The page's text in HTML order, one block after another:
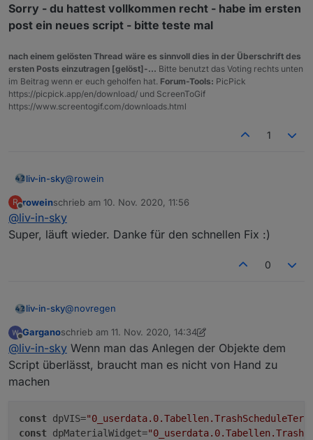
und date-Punkte zu betreffen.
Ich habe auch schon selbst versucht, das zu beheben.
Scheitere aber bei der Anzeige der dritten Spalte
Danke!
Sorry - du hattest vollkommen recht - habe im ersten
post ein neues script - bitte teste mal
nach einem gelösten Thread wäre es sinnvoll dies in der Überschrift des
ersten Posts einzutragen [gelöst]-... Bitte benutzt das Voting rechts unten
im Beitrag wenn er euch geholfen hat. Forum-Tools: PicPick
https://picpick.app/en/download/ und ScreenToGif
https://www.screentogif.com/downloads.html
1
liv-in-sky@rowein
Sorry - du hattest vollkommen recht - habe im
ersten post ein neues script - bitte teste mal
R
Offline
roweinschrieb am 10. Nov. 2020, 11:56
zuletzt editiert von
@liv-in-sky
Super, läuft wieder. Danke für den schnellen Fix :)
0
liv-in-sky@novregen
du gehst in den objekte tab im admin und markierst
0_userdata.0
dann datenpunkt anlegen - typ steht im script - mit
und für die anderen datenpunkte machst du das
Offline
Garganoschrieb am 11. Nov. 2020, 14:34
zuletzt editiert von Gargano11. Nov. 2020, 15:45
@liv-in-sky Wenn man das Anlegen der Objekte dem
Script überlässt, braucht man es nicht von Hand zu
machen
const dpVIS=
const dpMaterialWidget=